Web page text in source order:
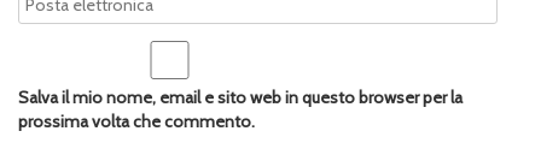
Salva il mio nome, email e sito web in questo browser per la
prossima volta che commento.